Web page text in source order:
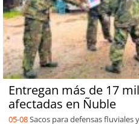
Entregan más de 17
afectadas en Ñuble
05-08Sacos para defensas